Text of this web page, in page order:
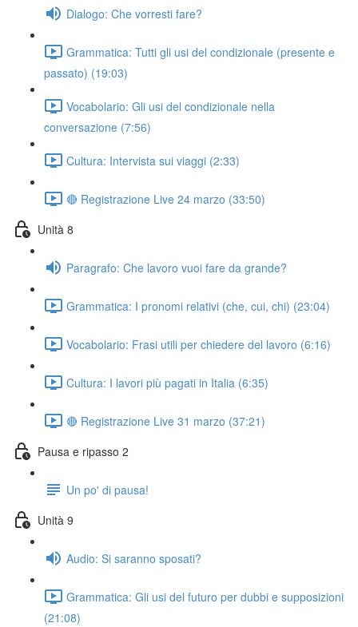
Dialogo: Che vorresti fare?
Grammatica: Tutti gli usi del condizionale (presente e
passato) (19:03)
Vocabolario: Gli usi del condizionale nella
conversazione (7:56)
Cultura: Intervista sui viaggi (2:33)
🔴 Registrazione Live 24 marzo (33:50)
Unità 8
Paragrafo: Che lavoro vuoi fare da grande?
Grammatica: I pronomi relativi (che, cui, chi) (23:04)
Vocabolario: Frasi utili per chiedere del lavoro (6:16)
Cultura: I lavori più pagati in Italia (6:35)
🔴 Registrazione Live 31 marzo (37:21)
Pausa e ripasso 2
Un po' di pausa!
Unità 9
Audio: Si saranno sposati?
Grammatica: Gli usi del futuro per dubbi e supposizioni
(21:08)